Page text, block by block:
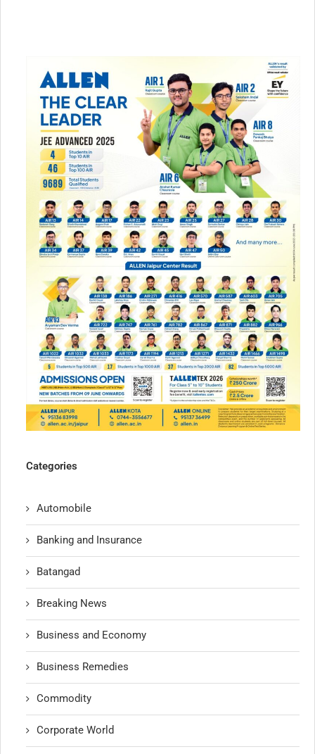
Categories
Automobile
Banking and Insurance
Batangad
Breaking News
Business and Economy
Business Remedies
Commodity
Corporate World